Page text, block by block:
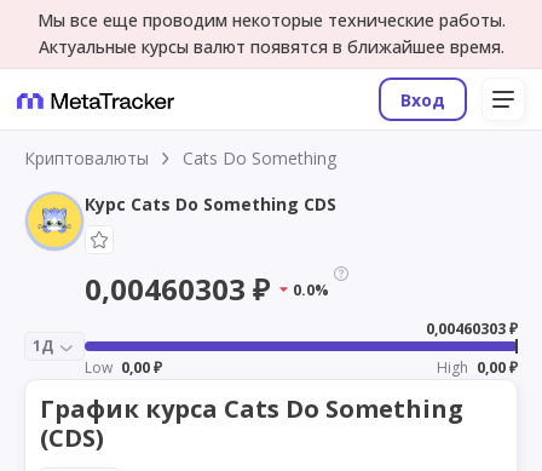
Мы все еще проводим некоторые технические работы.
Актуальные курсы валют появятся в ближайшее время.
Вход
Криптовалюты
Cats Do Something
Курс Cats Do Something CDS
0,00460303 ₽ 0.0%
1Д
0,00460303 ₽
Low 0,00 ₽ High 0,00 ₽
График курса Cats Do Something
(CDS)